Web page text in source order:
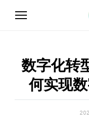
流
_
A
数字化转
何实现